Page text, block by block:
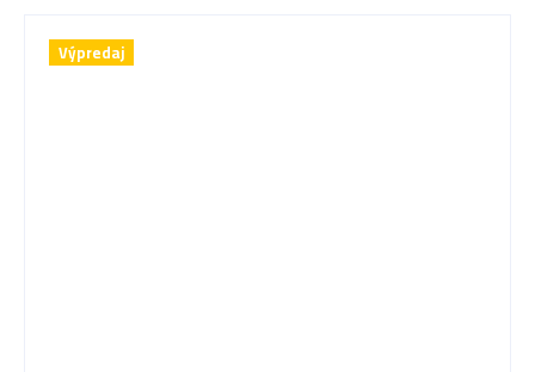
Výpredaj